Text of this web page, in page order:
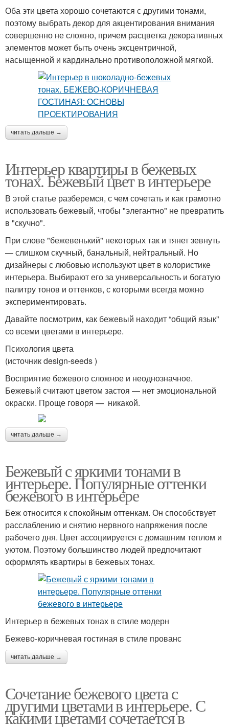
Оба эти цвета хорошо сочетаются с другими тонами,
поэтому выбрать декор для акцентирования внимания
совершенно не сложно, причем расцветка декоративных
элементов может быть очень эксцентричной,
насыщенной и кардинально противоположной мягкой.
читать дальше →
Интерьер квартиры в бежевых
тонах. Бежевый цвет в интерьере
В этой статье разберемся, с чем сочетать и как грамотно
использовать бежевый, чтобы "элегантно" не превратить
в "скучно".
При слове "бежевенький" некоторых так и тянет зевнуть
— слишком скучный, банальный, нейтральный. Но
дизайнеры с любовью используют цвет в колористике
интерьера. Выбирают его за универсальность и богатую
палитру тонов и оттенков, с которыми всегда можно
экспериментировать.
Давайте посмотрим, как бежевый находит “общий язык”
со всеми цветами в интерьере.
Психология цвета
(источник design-seeds )
Восприятие бежевого сложное и неоднозначное.
Бежевый считают цветом застоя — нет эмоциональной
окраски. Проще говоря — никакой.
читать дальше →
Бежевый с яркими тонами в
интерьере. Популярные оттенки
бежевого в интерьере
Беж относится к спокойным оттенкам. Он способствует
расслаблению и снятию нервного напряжения после
рабочего дня. Цвет ассоциируется с домашним теплом и
уютом. Поэтому большинство людей предпочитают
оформлять квартиры в бежевых тонах.
Интерьер в бежевых тонах в стиле модерн
Бежево-коричневая гостиная в стиле прованс
читать дальше →
Сочетание бежевого цвета с
другими цветами в интерьере. С
какими цветами сочетается в